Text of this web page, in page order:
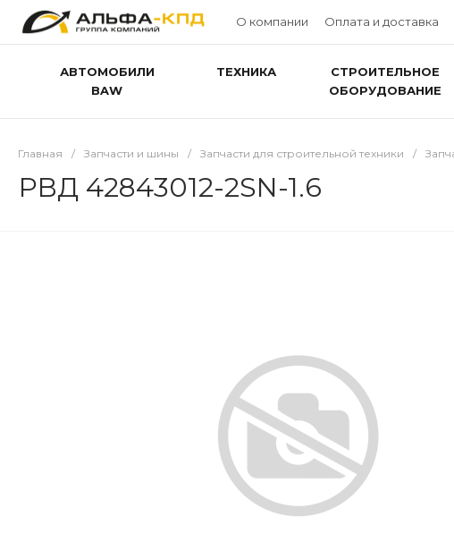
О компании Оплата и доставка
АВТОМОБИЛИ
BAW
ТЕХНИКА
СТРОИТЕЛЬНОЕ
ОБОРУДОВАНИЕ
Главная / Запчасти и шины / Запчасти для строительной техники /
РВД 42843012-2SN-1.6